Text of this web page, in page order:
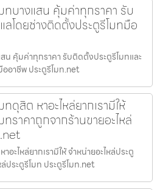
ทบางแสน คุ้มค่าทุกราคา รับ
ลโดยช่างติดตั้งประตูรีโมทมือ
สน คุ้มค่าทุกราคา รับติดตั้งประตูรีโมทและ
อาชีพ ประตูรีโมท.net
ดุสิต หาอะไหล่ยากเรามีให้
ทราคาถูกจากร้านขายอะไหล่
อะไหล่ยากเรามีให้ จำหน่ายอะไหล่ประตู
ประตูรีโมท ประตูรีโมท.net